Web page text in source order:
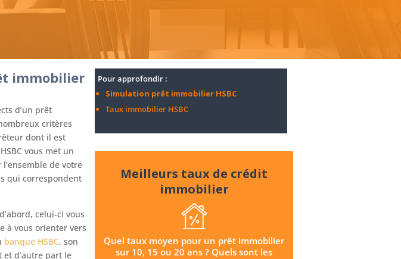
immobilier
d’un prêt
critères
dont il est
vous met un
de votre
qui correspondent
celui-ci vous
à vous orienter vers
banque HSBC, son
d’autre part le
Pour approfondir :
Simulation prêt immobilier HSBC
Taux immobilier HSBC
Meilleurs taux de crédit
immobilier
Quel taux moyen pour un prêt immobilier
sur 10, 15 ou 20 ans ? Quels sont les